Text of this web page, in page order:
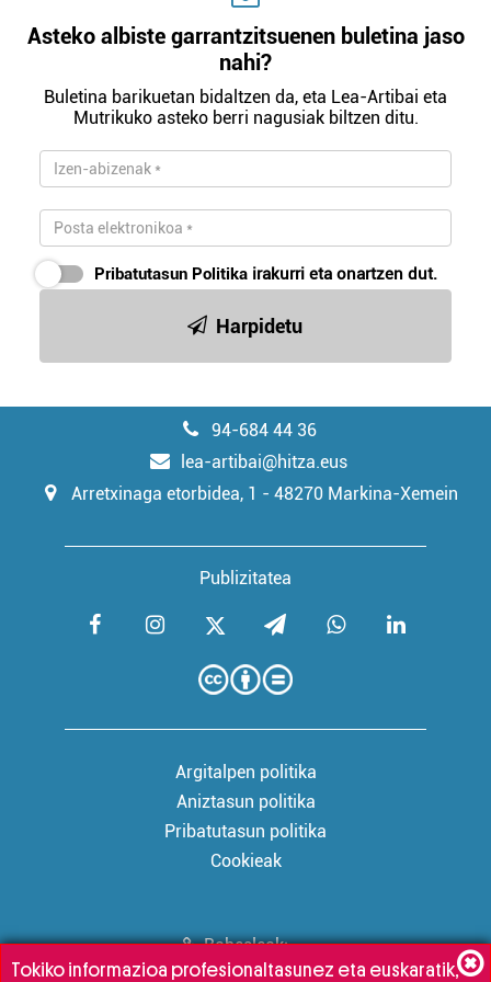
Asteko albiste garrantzitsuenen buletina jaso
nahi?
Buletina barikuetan bidaltzen da, eta Lea-Artibai eta
Mutrikuko asteko berri nagusiak biltzen ditu.
Pribatutasun Politika irakurri eta onartzen dut.
Harpidetu
94-684 44 36
lea-artibai@hitza.eus
Arretxinaga etorbidea, 1 - 48270 Markina-Xemein
Publizitatea
Argitalpen politika
Aniztasun politika
Pribatutasun politika
Cookieak
Babesleak:
Tokiko informazioa profesionaltasunez eta euskaratik,